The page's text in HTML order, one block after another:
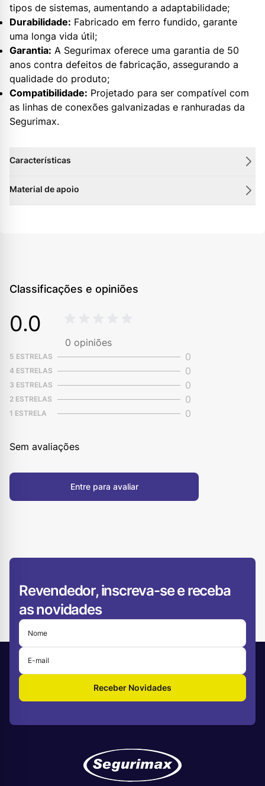
tipos de sistemas, aumentando a adaptabilidade;
Durabilidade: Fabricado em ferro fundido, garante
uma longa vida útil;
Garantia: A Segurimax oferece uma garantia de 50
anos contra defeitos de fabricação, assegurando a
qualidade do produto;
Compatibilidade: Projetado para ser compatível com
as linhas de conexões galvanizadas e ranhuradas da
Segurimax.
Características
Material de apoio
Classificações e opiniões
0.0
0 opiniões
5 ESTRELAS 0
4 ESTRELAS 0
3 ESTRELAS 0
2 ESTRELAS 0
1 ESTRELA 0
Sem avaliações
Entre para avaliar
Revendedor, inscreva-se e receba
as novidades
Receber Novidades